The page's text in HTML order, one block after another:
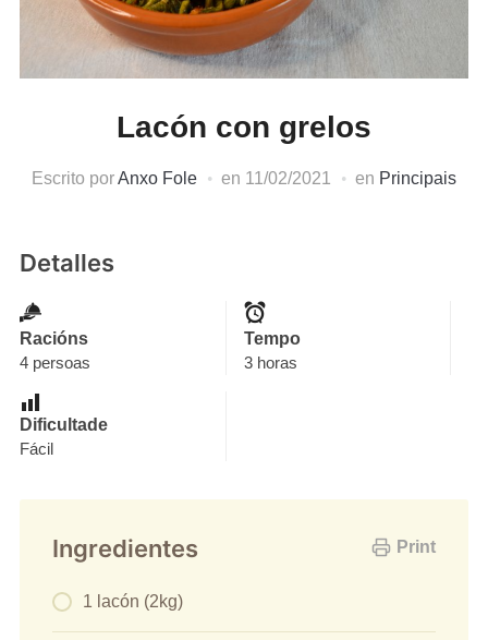
Lacón con grelos
Escrito porAnxo Fole en 11/02/2021 en Principais
Detalles
Racións
4 persoas
Tempo
3 horas
Dificultade
Fácil
Print
Ingredientes
1 lacón (2kg)